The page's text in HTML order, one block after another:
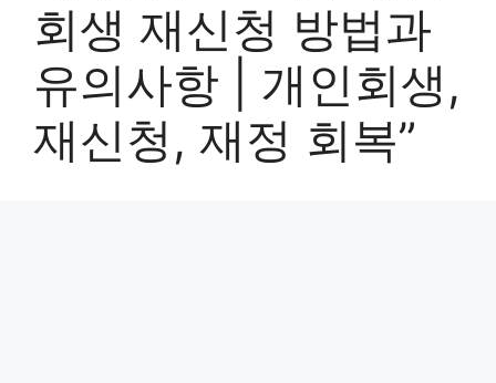
회생 재신청 방법과
유의사항 | 개인회생,
재신청, 재정 회복”